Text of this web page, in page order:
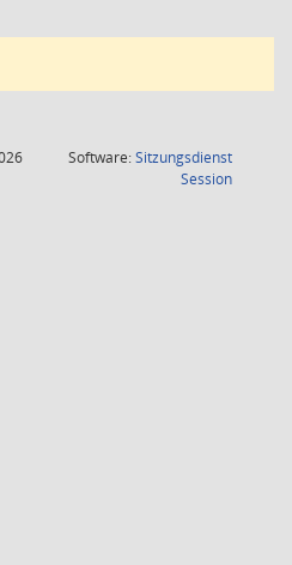
Software:Sitzungsdienst
Session(Wird in